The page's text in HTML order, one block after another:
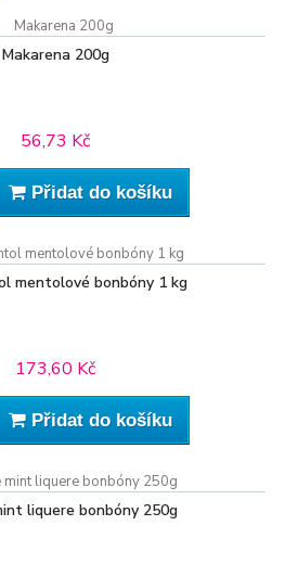
Makarena 200g
56,73 Kč
Přidat do košíku
mentolové bonbóny 1 kg
173,60 Kč
Přidat do košíku
liquere bonbóny 250g